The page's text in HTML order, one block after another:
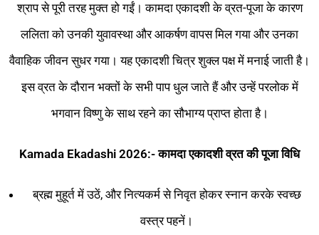
श्राप से पूरी तरह मुक्त हो गईं। कामदा एकादशी के व्रत-पूजा के कारण
ललिता को उनकी युवावस्था और आकर्षण वापस मिल गया और उनका
वैवाहिक जीवन सुधर गया। यह एकादशी चित्र शुक्ल पक्ष में मनाई जाती है।
इस व्रत के दौरान भक्तों के सभी पाप धुल जाते हैं और उन्हें परलोक में
भगवान विष्णु के साथ रहने का सौभाग्य प्राप्त होता है।
Kamada Ekadashi 2026:- कामदा एकादशी व्रत की पूजा विधि
ब्रह्म मुहूर्त में उठें, और नित्यकर्म से निवृत होकर स्नान करके स्वच्छ
वस्त्र पहनें।